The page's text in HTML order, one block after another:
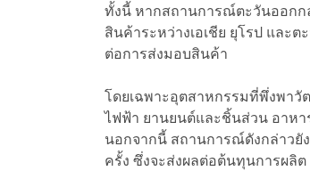
ทั้งนี้ หากสถานการณ์ตะวันออกก
สินค้าระหว่างเอเชีย ยุโรป และ
ต่อการส่งมอบสินค้า
โดยเฉพาะอุตสาหกรรมที่พึ่งพาวั
ไฟฟ้า ยานยนต์และชิ้นส่วน อาห
นอกจากนี้ สถานการณ์ดังกล่าวยั
ครั้ง ซึ่งจะส่งผลต่อต้นทุนการผลิ